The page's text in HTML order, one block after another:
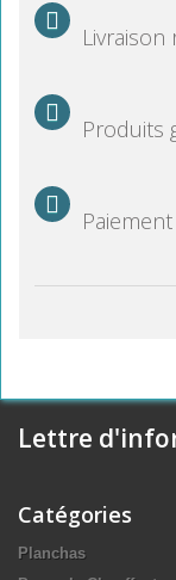
Livraison
Produits
Lettre
Catégories
Planchas